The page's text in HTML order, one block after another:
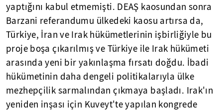
yaptığını kabul etmemişti. DEAŞ kaosundan sonra
Barzani referandumu ülkedeki kaosu artırsa da,
Türkiye, İran ve Irak hükümetlerinin işbirliğiyle bu
proje boşa çıkarılmış ve Türkiye ile Irak hükümeti
arasında yeni bir yakınlaşma fırsatı doğdu. İbadi
hükümetinin daha dengeli politikalarıyla ülke
mezhepçilik sarmalından çıkmaya başladı. Irak'ın
yeniden inşası için Kuveyt'te yapılan kongrede